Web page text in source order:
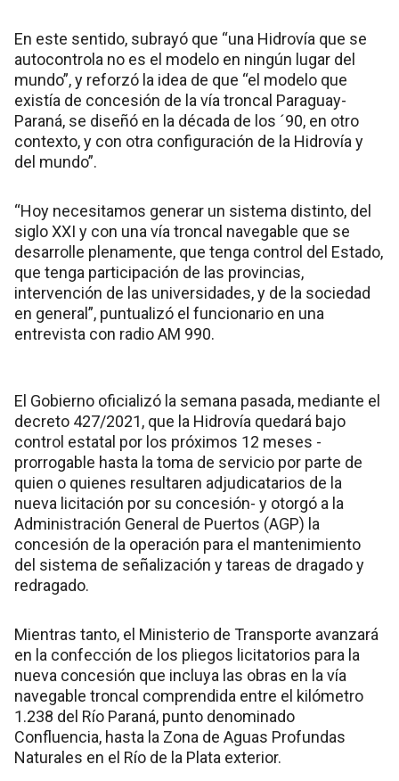
En este sentido, subrayó que “una Hidrovía que se
autocontrola no es el modelo en ningún lugar del
mundo”, y reforzó la idea de que “el modelo que
existía de concesión de la vía troncal Paraguay-
Paraná, se diseñó en la década de los ´90, en otro
contexto, y con otra configuración de la Hidrovía y
del mundo”.
“Hoy necesitamos generar un sistema distinto, del
siglo XXI y con una vía troncal navegable que se
desarrolle plenamente, que tenga control del Estado,
que tenga participación de las provincias,
intervención de las universidades, y de la sociedad
en general”, puntualizó el funcionario en una
entrevista con radio AM 990.
El Gobierno oficializó la semana pasada, mediante el
decreto 427/2021, que la Hidrovía quedará bajo
control estatal por los próximos 12 meses -
prorrogable hasta la toma de servicio por parte de
quien o quienes resultaren adjudicatarios de la
nueva licitación por su concesión- y otorgó a la
Administración General de Puertos (AGP) la
concesión de la operación para el mantenimiento
del sistema de señalización y tareas de dragado y
redragado.
Mientras tanto, el Ministerio de Transporte avanzará
en la confección de los pliegos licitatorios para la
nueva concesión que incluya las obras en la vía
navegable troncal comprendida entre el kilómetro
1.238 del Río Paraná, punto denominado
Confluencia, hasta la Zona de Aguas Profundas
Naturales en el Río de la Plata exterior.